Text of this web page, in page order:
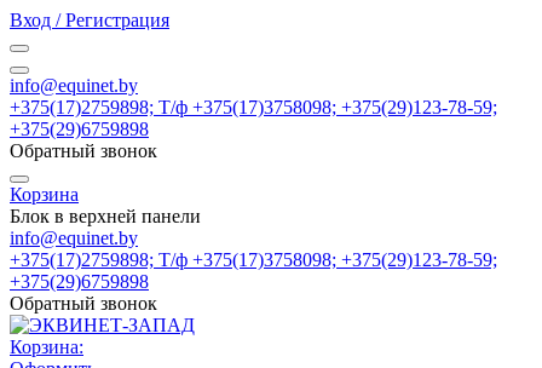
Вход / Регистрация
info@equinet.by
+375(17)2759898; Т/ф +375(17)3758098; +375(29)123-78-59;
+375(29)6759898
Обратный звонок
Корзина
Блок в верхней панели
info@equinet.by
+375(17)2759898; Т/ф +375(17)3758098; +375(29)123-78-59;
+375(29)6759898
Обратный звонок
Корзина: